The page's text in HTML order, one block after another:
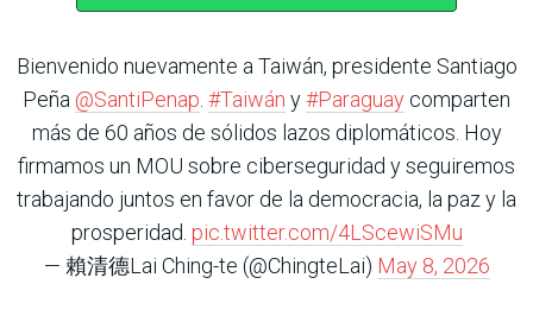
Bienvenido nuevamente a Taiwán, presidente Santiago
Peña @SantiPenap #Taiwán y#Paraguay comparten
más de 60 años de sólidos lazos diplomáticos. Hoy
firmamos un MOU sobre ciberseguridad y seguiremos
trabajando juntos en favor de la democracia, la paz y la
prosperidad. pic.twitter.com/4LScewiSMu
— 賴清德Lai Ching-te (@ChingteLai) May 8, 2026